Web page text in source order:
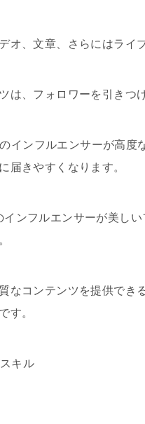
オ、文章、さらにはライ
は、フォロワーを引きつ
インフルエンサーが高度
届きやすくなります。
インフルエンサーが美し
なコンテンツを提供でき
す。
キル